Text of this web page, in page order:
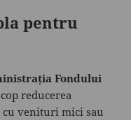
pentru
Fondului
reducerea
venituri mici sau